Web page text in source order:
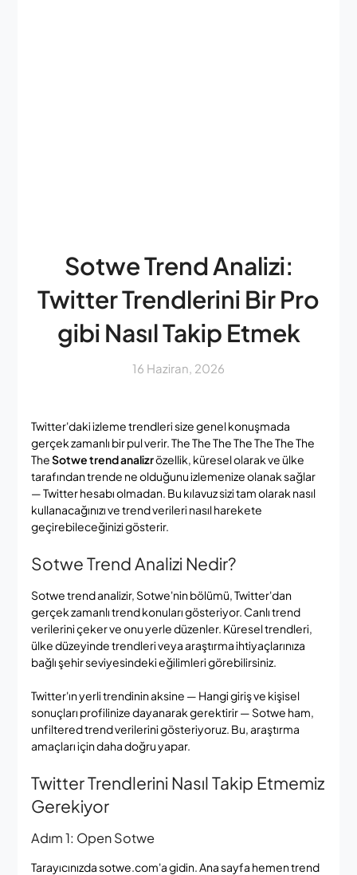
Sotwe Trend Analizi:
Twitter Trendlerini Bir Pro
gibi Nasıl Takip Etmek
16 Haziran, 2026
Twitter'daki izleme trendleri size genel konuşmada
gerçek zamanlı bir pul verir. The The The The The The The
TheSotwe trend analizrözellik, küresel olarak ve ülke
tarafından trende ne olduğunu izlemenize olanak sağlar
— Twitter hesabı olmadan. Bu kılavuz sizi tam olarak nasıl
kullanacağınızı ve trend verileri nasıl harekete
geçirebileceğinizi gösterir.
Sotwe Trend Analizi Nedir?
Sotwe trend analizir, Sotwe'nin bölümü, Twitter'dan
gerçek zamanlı trend konuları gösteriyor. Canlı trend
verilerini çeker ve onu yerle düzenler. Küresel trendleri,
ülke düzeyinde trendleri veya araştırma ihtiyaçlarınıza
bağlı şehir seviyesindeki eğilimleri görebilirsiniz.
Twitter'ın yerli trendinin aksine — Hangi giriş ve kişisel
sonuçları profilinize dayanarak gerektirir — Sotwe ham,
unfiltered trend verilerini gösteriyoruz. Bu, araştırma
amaçları için daha doğru yapar.
Twitter Trendlerini Nasıl Takip Etmemiz
Gerekiyor
Adım 1: Open Sotwe
Tarayıcınızda sotwe.com'a gidin. Ana sayfa hemen trend